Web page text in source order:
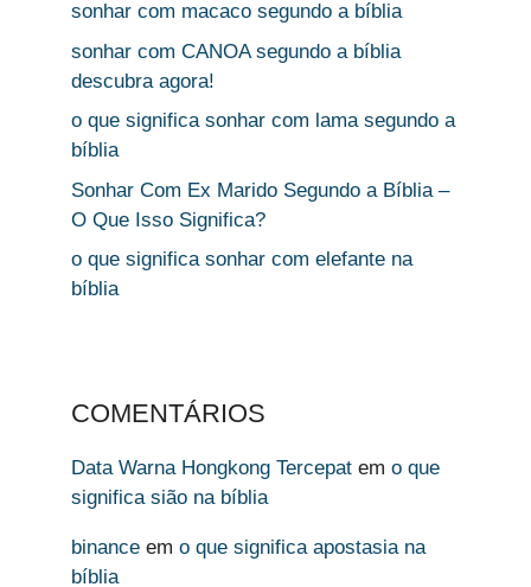
sonhar com macaco segundo a bíblia
sonhar com CANOA segundo a bíblia
descubra agora!
o que significa sonhar com lama segundo a
bíblia
Sonhar Com Ex Marido Segundo a Bíblia –
O Que Isso Significa?
o que significa sonhar com elefante na
bíblia
COMENTÁRIOS
Data Warna Hongkong Tercepat em o que
significa sião na bíblia
binance em o que significa apostasia na
bíblia